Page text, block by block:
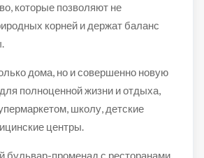
которые позволяют не
корней и держат баланс
дома, но и совершенно новую
полноценной жизни и отдыха,
школу, детские
центры.